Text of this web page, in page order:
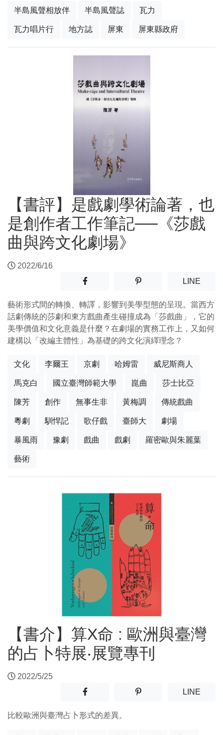
半島風聲相放伴 半島風聲誌 瓦力
瓦力唱片行 地方誌 屏東 屏東縣政府
【書評】是戲劇學術論著，也
是創作者工作筆記──《莎戲
曲與跨文化劇場》
2022/6/16
分享至facebook(另開新視窗)
分享至噗浪(另開新視窗)
LINE(另開
藝術形式間的轉換、轉譯，影響到美學型態的呈現。當西方
話劇傳統的莎劇和東方戲曲產生碰撞成為「莎戲曲」，它的
美學價值和文化意義是什麼？在劇場的實務工作上，又如何
建構以「改編主體性」為基礎的跨文化演繹理念？
文化 李爾王 京劇 哈姆雷 威尼斯商人
馬克白 國立臺灣師範大學 崑曲 莎士比亞
陳芳 創作 無事生非 黃梅調 傳統戲曲
粵劇 馴悍記 歌仔戲 臺師大 劇場
暴風雨 豫劇 戲曲 戲劇 羅密歐與朱麗葉
藝術
【書介】算X命 : 歐洲與臺灣
的占卜特展‧展覽專刊
2022/5/25
分享至facebook(另開新視窗)
分享至噗浪(另開新視窗)
LINE(另開
比較歐洲與臺灣占卜形式的差異。